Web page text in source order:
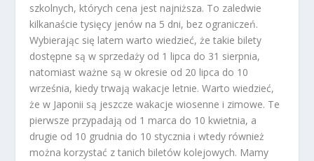
szkolnych, których cena jest najniższa. To zaledwie
kilkanaście tysięcy jenów na 5 dni, bez ograniczeń.
Wybierając się latem warto wiedzieć, że takie bilety
dostępne są w sprzedaży od 1 lipca do 31 sierpnia,
natomiast ważne są w okresie od 20 lipca do 10
września, kiedy trwają wakacje letnie. Warto wiedzieć,
że w Japonii są jeszcze wakacje wiosenne i zimowe. Te
pierwsze przypadają od 1 marca do 10 kwietnia, a
drugie od 10 grudnia do 10 stycznia i wtedy również
można korzystać z tanich biletów kolejowych. Mamy